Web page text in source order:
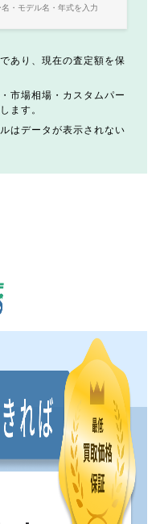
あり、現在の査定額を保
市場相場・カスタムパー
ます。
はデータが表示されない